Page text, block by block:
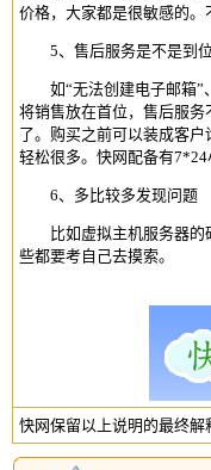
价格，大家都是很敏感的。
5、售后服务是不是到位
如“无法创建电子邮箱”
将销售放在首位，售后服务
了。购买之前可以装成客
轻松很多。快网配备有7*24
6、多比较多发现问题
比如 虚拟主机服务器的
些都要考自己去摸索。
快网保留以上说明的最终解